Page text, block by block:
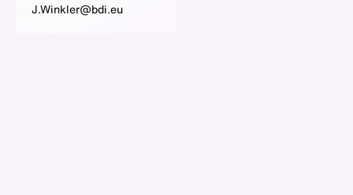
J.Winkler@bdi.eu